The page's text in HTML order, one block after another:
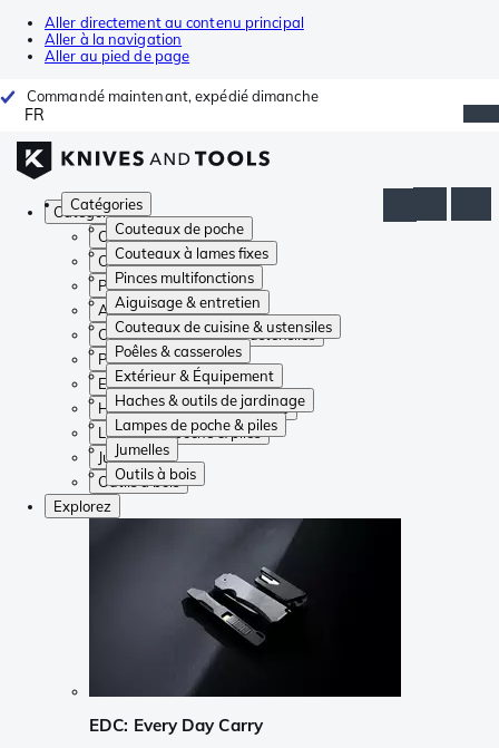
Aller directement au contenu principal
Aller à la navigation
Aller au pied de page
Commandé maintenant, expédié dimanche
FR
Catégories
Couteaux de poche
Couteaux à lames fixes
Pinces multifonctions
Aiguisage & entretien
Couteaux de cuisine & ustensiles
Poêles & casseroles
Extérieur & Équipement
Haches & outils de jardinage
Lampes de poche & piles
Jumelles
Outils à bois
Catégories
Couteaux de poche
Couteaux à lames fixes
Pinces multifonctions
Aiguisage & entretien
Couteaux de cuisine & ustensiles
Poêles & casseroles
Extérieur & Équipement
Haches & outils de jardinage
Lampes de poche & piles
Jumelles
Outils à bois
Explorez
EDC: Every Day Carry